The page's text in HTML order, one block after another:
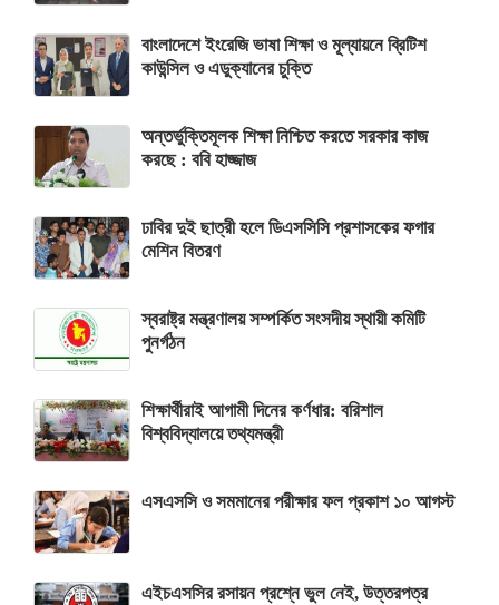
বাংলাদেশে ইংরেজি ভাষা শিক্ষা ও মূল্যায়নে ব্রিটিশ
কাউন্সিল ও এডুক্যানের চুক্তি
অন্তর্ভুক্তিমূলক শিক্ষা নিশ্চিত করতে সরকার কাজ
করছে : ববি হাজ্জাজ
ঢাবির দুই ছাত্রী হলে ডিএসসিসি প্রশাসকের ফগার
মেশিন বিতরণ
স্বরাষ্ট্র মন্ত্রণালয় সম্পর্কিত সংসদীয় স্থায়ী কমিটি
পুনর্গঠন
শিক্ষার্থীরাই আগামী দিনের কর্ণধার: বরিশাল
বিশ্ববিদ্যালয়ে তথ্যমন্ত্রী
এসএসসি ও সমমানের পরীক্ষার ফল প্রকাশ ১০ আগস্ট
এইচএসসির রসায়ন প্রশ্নে ভুল নেই, উত্তরপত্র